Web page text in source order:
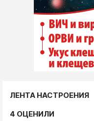
ЛЕНТА НАСТРОЕНИЯ
4 ОЦЕНИЛИ